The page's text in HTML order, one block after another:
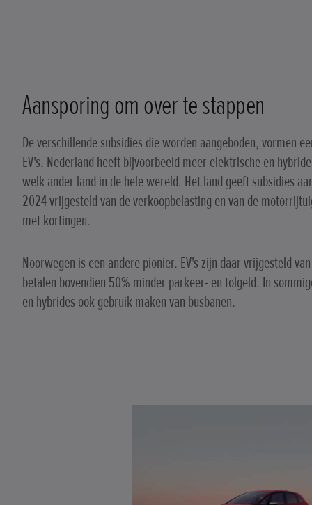
Aansporing om over te stappen
De verschillende subsidies die worden aangeboden, vormen
EV's. Nederland heeft bijvoorbeeld meer elektrische en
welk ander land in de hele wereld. Het land geeft subsidies
2024 vrijgesteld van de verkoopbelasting en van de
met kortingen.
Noorwegen is een andere pionier. EV's zijn daar vrijgesteld
betalen bovendien 50% minder parkeer- en tolgeld. In
en hybrides ook gebruik maken van busbanen.